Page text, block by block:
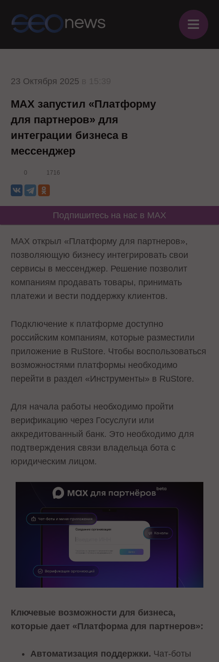
≡
23 Октября 2025
МАХ запустил «Платформу
для партнеров» для
интеграции бизнеса в
мессенджер
0 1716
Подпишитесь на нас в MAX
МАХ открыл «Платформу для партнеров»,
позволяющую бизнесу интегрировать свои
сервисы в мессенджер. Решение позволит
компаниям продавать товары, принимать
платежи и вести поддержку клиентов.
Подключение к платформе доступно
российским компаниям, которые разместили
приложение в RuStore. Чтобы воспользоваться
возможностями платформы необходимо
перейти в раздел «Инструменты» в RuStore.
Для начала работы необходимо пройти
верификацию через Госуслуги или
аккредитованный банк. Это необходимо для
подтверждения связи владельца бота с
юридическим лицом.
Ключевые возможности для бизнеса,
которые дает «Платформа для партнеров»:
Автоматизация поддержки. Чат-боты